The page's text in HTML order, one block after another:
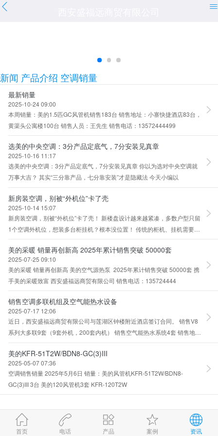
首页 电话 产品 案例 资讯
新闻 产品介绍 空调销量
最新销量
2025-10-24 09:00
本周销量：美的1.5匹GC风管机销售183台 销售地址：小寨快捷酒店83台，
黄渠头公寓楼100台 销售人员：王先生 销售电话：13572444499
选美的中央空调：3分产品定底气，7分安装见真章
2025-10-16 11:17
选美的中央空调：3分产品定底气，7分安装见真章 你以为选对中央空调就
万事大吉？ 其实“三分靠产品，七分靠安装”才是隐藏法 今天小编以
新房装空调，别被“外机位”卡了壳
2025-10-14 15:07
新房装空调，别被“外机位”卡了壳！ 新楼盘设计越来越紧凑，多数户型只留
1个空调外机位，想装多台柜挂机？根本没位置！ 传统的柜机、挂机需要多
个外机位，安装直接受限。 像这
美的采暖 销量再创新高 2025年累计销售突破 50000套
2025-07-25 09:10
美的采暖 销量再创新高 美的空气源热泵 2025年累计销售突破 50000套 携
手美的采暖致富 西安盛福远商贸有限公司 销售电话：135724444
销售空调多联机组及空气能热水设备
2025-07-17 12:06
近日，西安盛福远商贸有限公司与莲湖区钟楼附近酒店签订合同。 销售V8
系列大多联9套（9套外机，200套内机） 销售空气能热水系统4套 销售地
点：西安市莲湖区钟
美的KFR-51T2W/BDN8-GC(3)III
2025-05-07 07:36
空调销售销量 2025年5月6日 销量：美的风管机KFR-51T2W/BDN8-
GC(3)III 3台 美的120风管机3套 KFR-120T2W